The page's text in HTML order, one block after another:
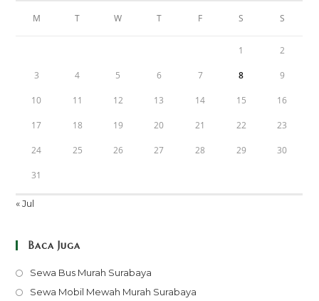
M T W T F S S
1 2
3 4 5 6 7 8 9
10 11 12 13 14 15 16
17 18 19 20 21 22 23
24 25 26 27 28 29 30
31
« Jul
Baca Juga
Sewa Bus Murah Surabaya
in
Sewa Mobil Mewah Murah Surabaya